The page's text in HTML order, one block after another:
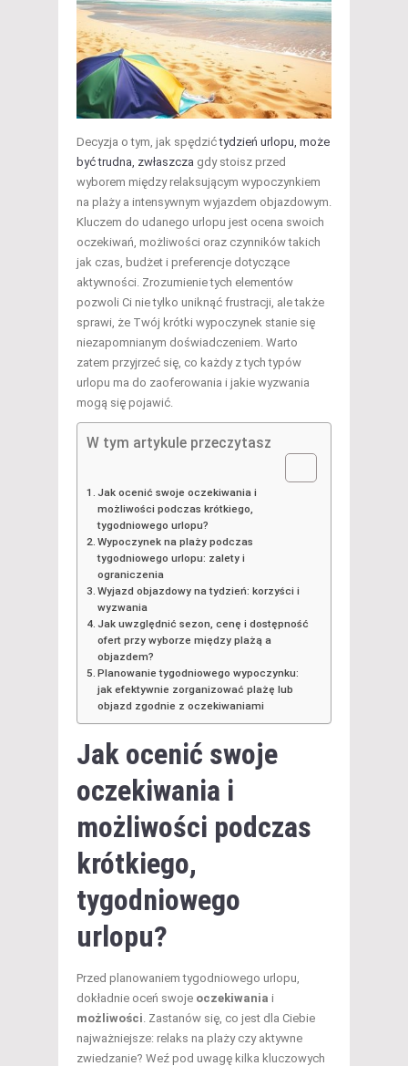
Decyzja o tym, jak spędzićtydzień urlopu, może
być trudna, zwłaszcza gdy stoisz przed
wyborem między relaksującym wypoczynkiem
na plaży a intensywnym wyjazdem objazdowym.
Kluczem do udanego urlopu jest ocena swoich
oczekiwań, możliwości oraz czynników takich
jak czas, budżet i preferencje dotyczące
aktywności. Zrozumienie tych elementów
pozwoli Ci nie tylko uniknąć frustracji, ale także
sprawi, że Twój krótki wypoczynek stanie się
niezapomnianym doświadczeniem. Warto
zatem przyjrzeć się, co każdy z tych typów
urlopu ma do zaoferowania i jakie wyzwania
mogą się pojawić.
W tym artykule przeczytasz
Jak ocenić swoje oczekiwania i
możliwości podczas krótkiego,
tygodniowego urlopu?
Wypoczynek na plaży podczas
tygodniowego urlopu: zalety i
ograniczenia
Wyjazd objazdowy na tydzień: korzyści i
wyzwania
Jak uwzględnić sezon, cenę i dostępność
ofert przy wyborze między plażą a
objazdem?
Planowanie tygodniowego wypoczynku:
jak efektywnie zorganizować plażę lub
objazd zgodnie z oczekiwaniami
Jak ocenić swoje
oczekiwania i
możliwości podczas
krótkiego,
tygodniowego
urlopu?
Przed planowaniem tygodniowego urlopu,
dokładnie oceń swoje oczekiwania i
możliwości . Zastanów się, co jest dla Ciebie
najważniejsze: relaks na plaży czy aktywne
zwiedzanie? Weź pod uwagę kilka kluczowych